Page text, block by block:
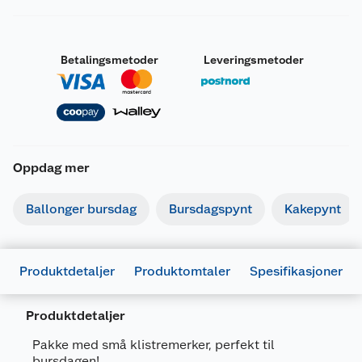
Betalingsmetoder Leveringsmetoder
Oppdag mer
Ballonger bursdag Bursdagspynt Kakepynt
Produktdetaljer Produktomtaler Spesifikasjoner
Produktdetaljer
Pakke med små klistremerker, perfekt til
Generelt
Artikkelnummer
7316190000410